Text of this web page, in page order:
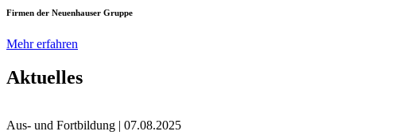
Firmen der Neuenhauser Gruppe
Mehr erfahren
Aktuelles
Aus- und Fortbildung | 07.08.2025